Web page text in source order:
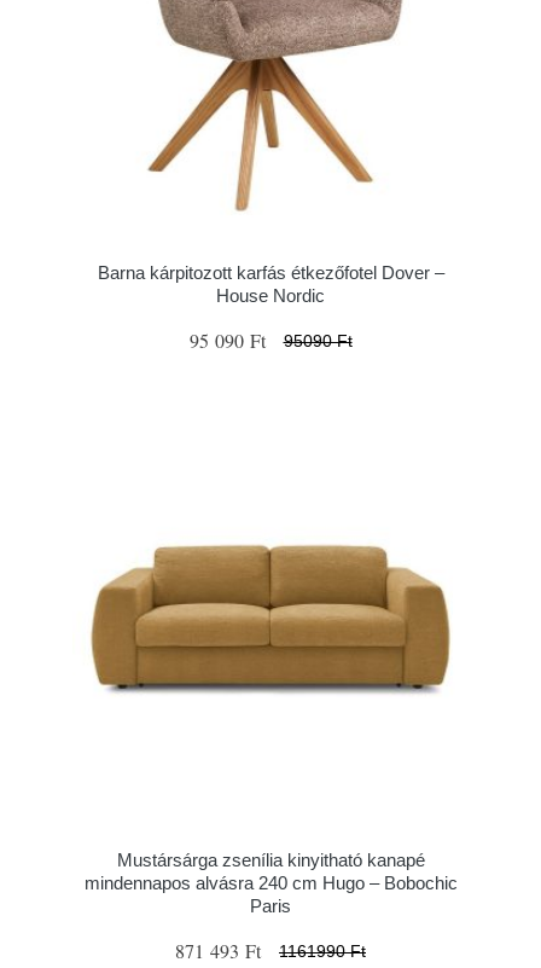
Barna kárpitozott karfás étkezőfotel Dover –
House Nordic
95 090 Ft 95090 Ft
Mustársárga zsenília kinyitható kanapé
mindennapos alvásra 240 cm Hugo – Bobochic
Paris
871 493 Ft 1161990 Ft